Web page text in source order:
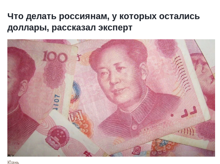
Что делать россиянам, у которых остались
доллары, рассказал эксперт